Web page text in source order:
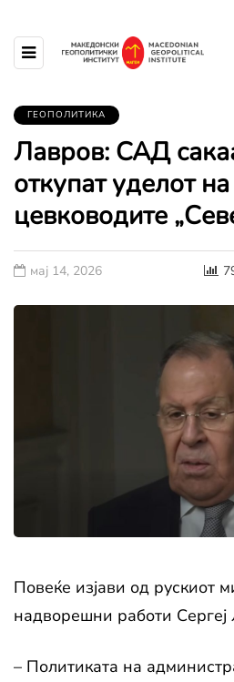
ГЕОПОЛИТИКА
Лавров: САД
откупат уделот
цевководите
мај 14, 2026
Повеќе изјави од рускиот
надворешни работи Сергеј
– Политиката на